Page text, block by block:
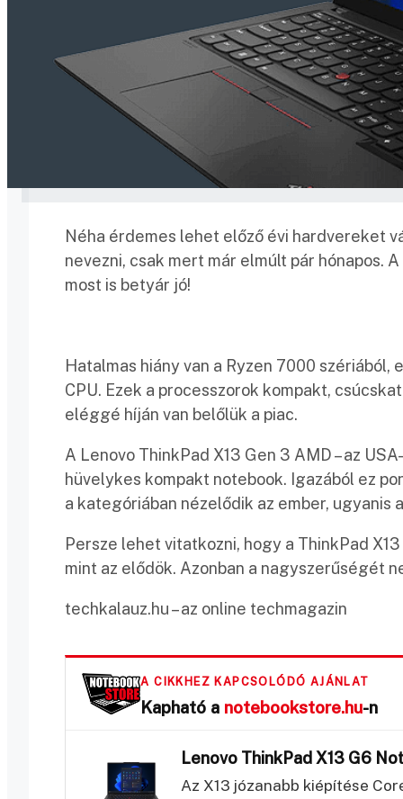
Néha érdemes lehet előző évi hardvereket
nevezni, csak mert már elmúlt pár hónapos.
most is betyár jó!
Hatalmas hiány van a Ryzen 7000
CPU. Ezek a processzorok kompakt,
eléggé híján van belőlük a piac.
A Lenovo ThinkPad X13 Gen 3 AMD – az
hüvelykes kompakt notebook. Igazából ez
a kategóriában nézelődik az ember, ugyanis
Persze lehet vitatkozni, hogy a ThinkPad
mint az elődök. Azonban a nagyszerűségét
techkalauz.hu – az online techmagazin
A CIKKHEZ KAPCSOLÓDÓ AJÁNLAT
Kapható a notebookstore.hu-n
Lenovo ThinkPad X13 G6
Az X13 józanabb kiépítése